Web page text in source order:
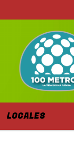
LOCALES